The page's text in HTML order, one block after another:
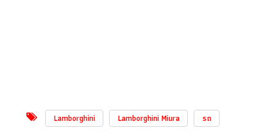
Lamborghini Lamborghini Miura
รถ